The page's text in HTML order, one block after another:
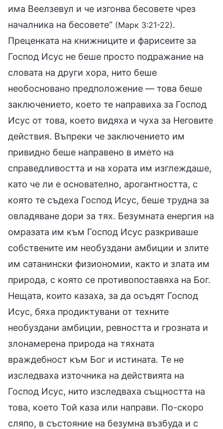
има Веелзевул и че изгонва бесовете чрез
началника на бесовете“ (Марк 3:21-22).
Преценката на книжниците и фарисеите за
Господ Исус не беше просто подражание на
словата на други хора, нито беше
необосновано предположение — това беше
заключението, което те направиха за Господ
Исус от това, което видяха и чуха за Неговите
действия. Въпреки че заключението им
привидно беше направено в името на
справедливостта и на хората им изглеждаше,
като че ли е основателно, арогантността, с
която те съдеха Господ Исус, беше трудна за
овладяване дори за тях. Безумната енергия на
омразата им към Господ Исус разкриваше
собствените им необуздани амбиции и злите
им сатанински физиономии, както и злата им
природа, с която се противопоставяха на Бог.
Нещата, които казаха, за да осъдят Господ
Исус, бяха продиктувани от техните
необуздани амбиции, ревността и грозната и
злонамерена природа на тяхната
враждебност към Бог и истината. Те не
изследваха източника на действията на
Господ Исус, нито изследваха същността на
това, което Той каза или направи. По-скоро
сляпо, в състояние на безумна възбуда и с